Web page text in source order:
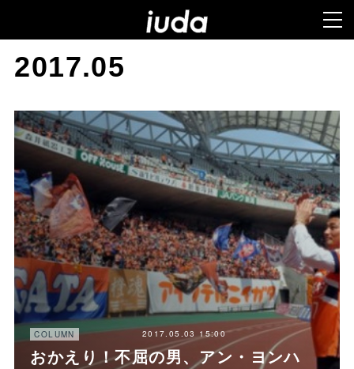
2017.05
COLUMN 2017.05.03 15:00
おかえり！不屈の男、アン・ヨンハ